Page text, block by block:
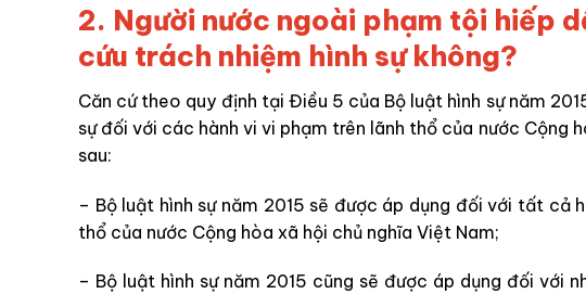
2. Người nước ngoài phạm tội hiếp
cứu trách nhiệm hình sự không?
Căn cứ theo quy định tại Điều 5 của Bộ luật hình sự năm
sự đối với các hành vi vi phạm trên lãnh thổ của nước Cộng
sau:
– Bộ luật hình sự năm 2015 sẽ được áp dụng đối với tất cả
thổ của nước Cộng hòa xã hội chủ nghĩa Việt Nam;
– Bộ luật hình sự năm 2015 cũng sẽ được áp dụng đối với